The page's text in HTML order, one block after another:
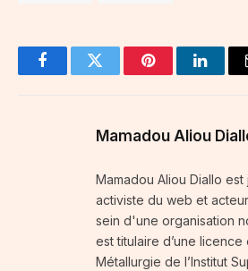
FacebookTwitter Pinterest
Mamadou Aliou
Mamadou Aliou Diallo
activiste du web et
sein d'une organisation
est titulaire d’une
Métallurgie de l’Institut